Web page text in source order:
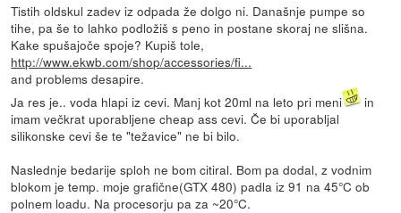
Tistih oldskul zadev iz odpada že dolgo ni. Današnje pumpe so
tihe, pa še to lahko podložiš s peno in postane skoraj ne slišna.
Kake spušajoče spoje? Kupiš tole,
http://www.ekwb.com/shop/accessories/fi...
and problems desapire.
Ja res je.. voda hlapi iz cevi. Manj kot 20ml na leto pri meni
in
imam večkrat uporabljene cheap ass cevi. Če bi uporabljal
silikonske cevi še te "težavice" ne bi bilo.
Naslednje bedarije sploh ne bom citiral. Bom pa dodal, z vodnim
blokom je temp. moje grafične(GTX 480) padla iz 91 na 45°C ob
polnem loadu. Na procesorju pa za ~20°C.